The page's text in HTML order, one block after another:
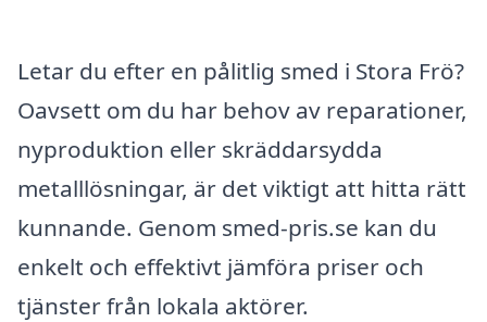
Letar du efter en pålitlig smed i Stora Frö?
Oavsett om du har behov av reparationer,
nyproduktion eller skräddarsydda
metalllösningar, är det viktigt att hitta rätt
kunnande. Genom smed-pris.se kan du
enkelt och effektivt jämföra priser och
tjänster från lokala aktörer.